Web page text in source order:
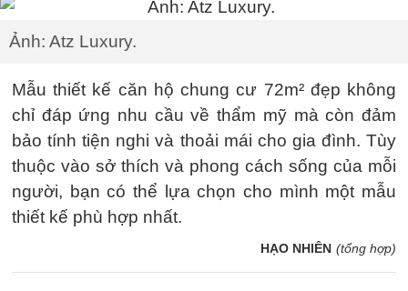
Ảnh: Atz Luxury.
Mẫu thiết kế căn hộ chung cư 72m² đẹp không
chỉ đáp ứng nhu cầu về thẩm mỹ mà còn đảm
bảo tính tiện nghi và thoải mái cho gia đình. Tùy
thuộc vào sở thích và phong cách sống của mỗi
người, bạn có thể lựa chọn cho mình một mẫu
thiết kế phù hợp nhất.
HẠO NHIÊN (tổng hợp)